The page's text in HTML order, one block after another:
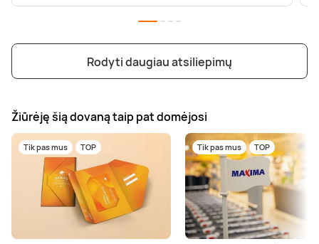
Rodyti daugiau atsiliepimų
Žiūrėję šią dovaną taip pat domėjosi
Tik pas mus TOP Tik pas mus TOP